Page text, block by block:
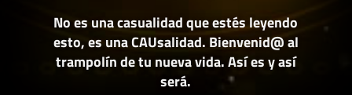
No es una casualidad que estés leyendo
esto, es una CAUsalidad. Bienvenid@ al
trampolín de tu nueva vida. Así es y así
será.